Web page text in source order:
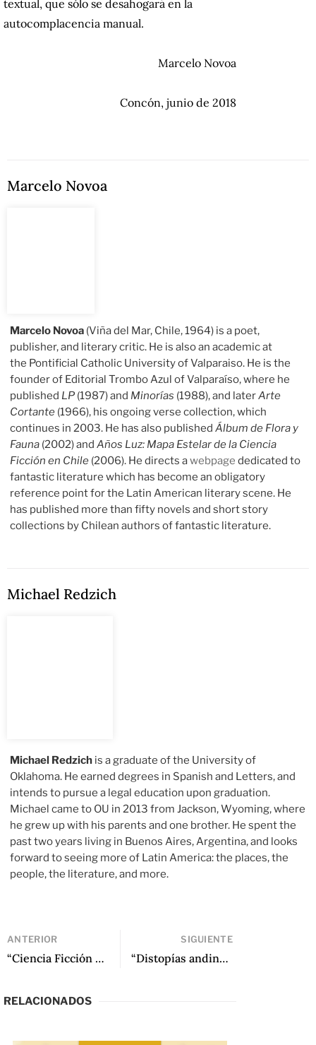
textual, que sólo se desahogará en la
autocomplacencia manual.
Marcelo Novoa
Concón, junio de 2018
Marcelo Novoa
Marcelo Novoa (Viña del Mar, Chile, 1964) is a poet,
publisher, and literary critic. He is also an academic at
the Pontificial Catholic University of Valparaiso. He is the
founder of Editorial Trombo Azul of Valparaíso, where he
published LP (1987) and Minorías (1988), and laterArte
Cortante (1966), his ongoing verse collection, which
continues in 2003. He has also publishedÁlbum de Flora y
Fauna (2002) andAños Luz: Mapa Estelar de la Ciencia
Ficción en Chile (2006). He directs awebpage dedicated to
fantastic literature which has become an obligatory
reference point for the Latin American literary scene. He
has published more than fifty novels and short story
collections by Chilean authors of fantastic literature.
Michael Redzich
Michael Redzich is a graduate of the University of
Oklahoma. He earned degrees in Spanish and Letters, and
intends to pursue a legal education upon graduation.
Michael came to OU in 2013 from Jackson, Wyoming, where
he grew up with his parents and one brother. He spent the
past two years living in Buenos Aires, Argentina, and looks
forward to seeing more of Latin America: the places, the
people, the literature, and more.
ANTERIOR
“Ciencia Ficción Andina: Una Introducción” de Marcelo Novoa
SIGUIENTE
“Distopías andinas: cuando el futuro no se asemeja a los deseos” de Iván Rodrigo Mendizábal
RELACIONADOS